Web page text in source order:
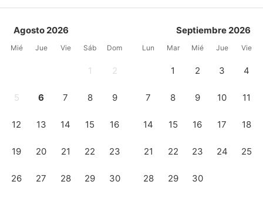
Agosto 2026
Mié Jue Vie Sáb Dom
1 2
5 6 7 8 9
12 13 14 15 16
19 20 21 22 23
26 27 28 29 30
Septiembre 2026
Lun Mar Mié Jue Vie
1 2 3 4
7 8 9 10 11
14 15 16 17 18
21 22 23 24 25
28 29 30